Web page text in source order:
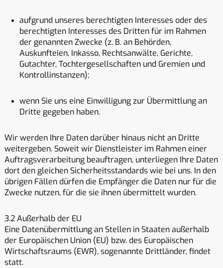
aufgrund unseres berechtigten Interesses oder des
berechtigten Interesses des Dritten für im Rahmen
der genannten Zwecke (z. B. an Behörden,
Auskunfteien, Inkasso, Rechtsanwälte, Gerichte,
Gutachter, Tochtergesellschaften und Gremien und
Kontrollinstanzen);
wenn Sie uns eine Einwilligung zur Übermittlung an
Dritte gegeben haben.
Wir werden Ihre Daten darüber hinaus nicht an Dritte
weitergeben. Soweit wir Dienstleister im Rahmen einer
Auftragsverarbeitung beauftragen, unterliegen Ihre Daten
dort den gleichen Sicherheitsstandards wie bei uns. In den
übrigen Fällen dürfen die Empfänger die Daten nur für die
Zwecke nutzen, für die sie ihnen übermittelt wurden.
3.2 Außerhalb der EU
Eine Datenübermittlung an Stellen in Staaten außerhalb
der Europäischen Union (EU) bzw. des Europäischen
Wirtschaftsraums (EWR), sogenannte Drittländer, findet
statt.